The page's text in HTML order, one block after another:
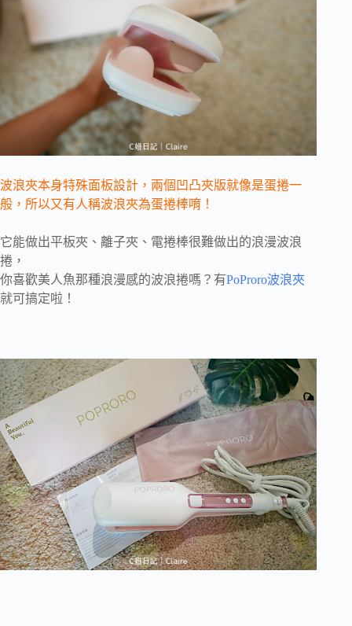
波浪夾本身特殊面板設計，兩個凹凸夾版就像是蛋捲一
般，所以又有人稱波浪夾為蛋捲棒唷！
它能做出平板夾、離子夾、電捲棒很難做出的浪漫波浪
捲，
你喜歡美人魚那種浪漫感的波浪捲嗎？有PoProro波浪夾
就可搞定啦！